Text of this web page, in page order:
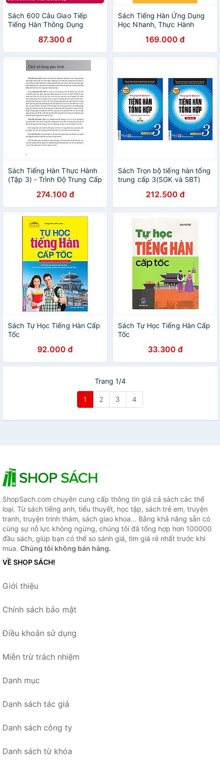
Sách 600 Câu Giao Tiếp
Tiếng Hàn Thông Dụng
87.300 đ
Sách Tiếng Hàn Ứng Dụng
Học Nhanh, Thực Hành
169.000 đ
Sách Tiếng Hàn Thực Hành
(Tập 3) - Trình Độ Trung Cấp
274.100 đ
Sách Trọn bộ tiếng hàn tổng
trung cấp 3(SGK và SBT)
212.500 đ
Sách Tự Học Tiếng Hàn Cấp
Tốc
92.000 đ
Sách Tự Học Tiếng Hàn Cấp
Tốc
33.300 đ
Trang 1/4
1 2 3 4
ShopSach.com chuyên cung cấp thông tin giá cả sách các thể
loại. Từ sách tiếng anh, tiểu thuyết, học tập, sách trẻ em, truyện
tranh, truyện trinh thám, sách giao khoa... Bằng khả năng sẵn có
cùng sự nỗ lực không ngừng, chúng tôi đã tổng hợp hơn 100000
đầu sách, giúp bạn có thể so sánh giá, tìm giá rẻ nhất trước khi
mua. Chúng tôi không bán hàng.
VỀ SHOP SÁCH!
Giới thiệu
Chính sách bảo mật
Điều khoản sử dụng
Miễn trừ trách nhiệm
Danh mục
Danh sách tác giả
Danh sách công ty
Danh sách từ khóa